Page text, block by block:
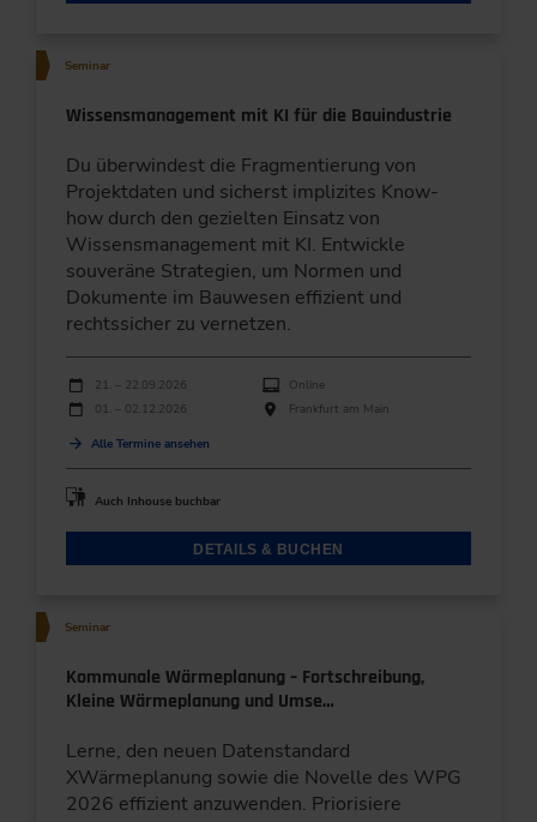
Seminar
Wissensmanagement mit KI für die Bauindustrie
Du überwindest die Fragmentierung von
Projektdaten und sicherst implizites Know-
how durch den gezielten Einsatz von
Wissensmanagement mit KI. Entwickle
souveräne Strategien, um Normen und
Dokumente im Bauwesen effizient und
rechtssicher zu vernetzen.
Durchführungen
Veranstaltungsdatum Veranstaltungsort
21. – 22.09.2026
Online
01. – 02.12.2026
Frankfurt am Main
Alle Termine ansehen
Auch Inhouse buchbar
DETAILS & BUCHEN
Seminar
Kommunale Wärmeplanung – Fortschreibung,
Kleine Wärmeplanung und Umse…
Lerne, den neuen Datenstandard
XWärmeplanung sowie die Novelle des WPG
2026 effizient anzuwenden. Priorisiere